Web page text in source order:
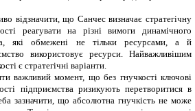
відзначити, що Санчес визначає стратегічну
реагувати на різні вимоги динамічного
які обмежені не тільки ресурсами, а й
використовує ресурси. Найважливішим
є стратегічні варіанти.
важливий момент, що без гнучкості ключові
підприємства ризикують перетворитися в
зазначити, що абсолютна гнучкість не може